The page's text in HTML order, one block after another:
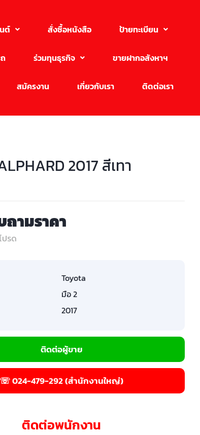
ต์ สั่งซื้อหนังสือ ป้ายทะเบียน
ร่วมทุนธุรกิจ ขายฝากอสังหาฯ
สมัครงาน เกี่ยวกับเรา ติดต่อเรา
2017 สีเทา
ามราคา
ปรด
Toyota
มือ 2
2017
ติดต่อผู้ขาย
☏ 024-479-292 (สำนักงานใหญ่)
ติดต่อพนักงาน